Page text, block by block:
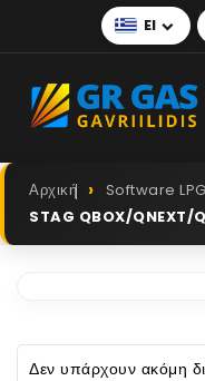
El 
Αρχική
Software
STAG QBOX/
Δεν υπάρχουν ακόμη